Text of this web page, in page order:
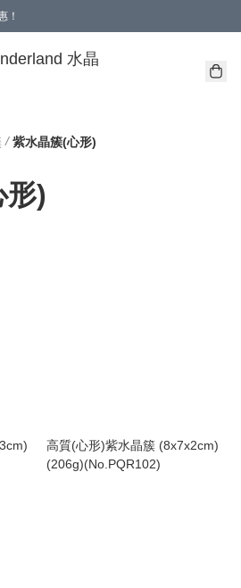
！
水晶
/ 紫水晶簇(心形)
形)
高質(心形)紫水晶簇 (8x7x2cm)
(206g)(No.PQR102)